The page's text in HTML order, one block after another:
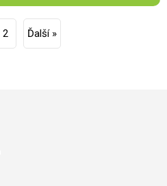
2 Ďalší »